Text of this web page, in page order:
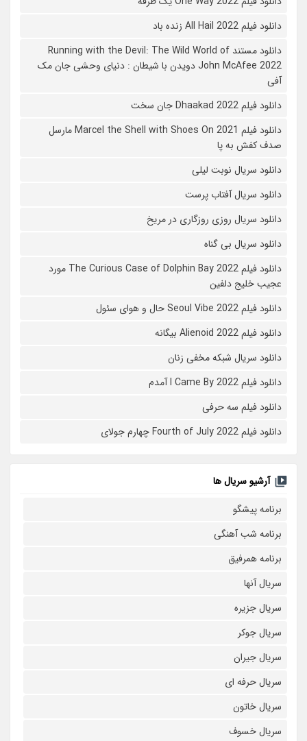
دانلود فیلم All Hail 2022 زنده باد
دانلود مستند Running with the Devil: The Wild World of
John McAfee 2022 دویدن با شیطان : دنیای وحشی جان مک
آفی
دانلود فیلم Dhaakad 2022 جان سخت
دانلود فیلم Marcel the Shell with Shoes On 2021 مارسل
صدف کفش به پا
دانلود سریال نوبت لیلی
دانلود سریال آفتاب پرست
دانلود سریال روزی روزگاری در مریخ
دانلود سریال بی گناه
دانلود فیلم The Curious Case of Dolphin Bay 2022 مورد
عجیب خلیج دلفین
دانلود فیلم Seoul Vibe 2022 حال و هوای سئول
دانلود فیلم Alienoid 2022 بیگانه
دانلود سریال شبکه مخفی زنان
دانلود فیلم I Came By 2022 آمدم
دانلود فیلم سه حرفی
دانلود فیلم Fourth of July 2022 چهارم جولای
آرشیو سریال ها
برنامه پیشگو
برنامه شب آهنگی
برنامه همرفیق
سریال آنها
سریال جزیره
سریال جوکر
سریال جیران
سریال حرفه ای
سریال خاتون
سریال خسوف